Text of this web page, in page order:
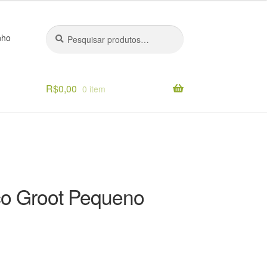
Pesquisar
por:
Pesquisar
R$0,00 0 item
Groot Pequeno